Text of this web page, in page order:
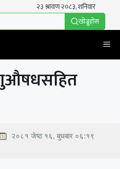
खाेज्नुहाेस
२०८१ जेष्ठ १६, बुधबार ०६:१९